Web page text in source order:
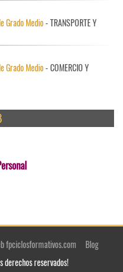
Grado Medio- TRANSPORTE Y
Grado Medio- COMERCIO Y
fpciclosformativos.com
Blog
derechos reservados!